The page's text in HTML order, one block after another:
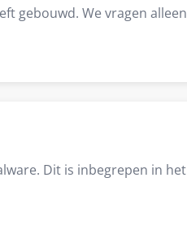
gebouwd. We vragen alleen
Dit is inbegrepen in het